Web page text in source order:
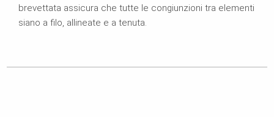
brevettata assicura che tutte le congiunzioni tra elementi
siano a filo, allineate e a tenuta.